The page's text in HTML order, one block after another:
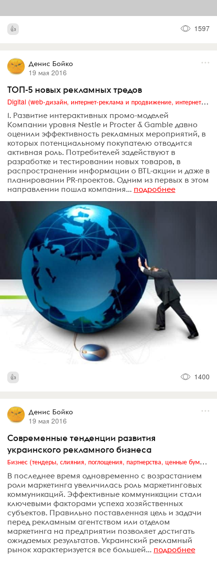
1597
Денис Бойко
19 мая 2016
ТОП-5 новых рекламных тредов
Digital (web-дизайн, интернет-реклама и продвижение, интернет-сообщества и блоги, интернет-коммуникации, мобильный маркетинг, реклама на цифровых экранах)
1. Развитие интерактивных промо-моделей
Компании уровня Nestle и Procter & Gamble давно
оценили эффективность рекламных мероприятий, в
которых потенциальному покупателю отводится
активная роль. Потребителей задействуют в
разработке и тестировании новых товаров, в
распространении информации о BTL-акции и даже в
планировании PR-проектов. Одним из первых в этом
направлении пошла компания... подробнее
1400
Денис Бойко
19 мая 2016
Современные тенденции развития
украинского рекламного бизнеса
Бизнес (тендеры, слияния, поглощения, партнерства, ценные бумаги, акционеры, финансы и отчетность)
В последнее время одновременно с возрастанием
роли маркетинга увеличилась роль маркетинговых
коммуникаций. Эффективные коммуникации стали
ключевыми факторами успеха хозяйственных
субъектов. Правильно поставленная цель и задачи
перед рекламным агентством или отделом
маркетинга на предприятии позволяет достигать
ожидаемых результатов. Украинский рекламный
рынок характеризуется все большей... подробнее